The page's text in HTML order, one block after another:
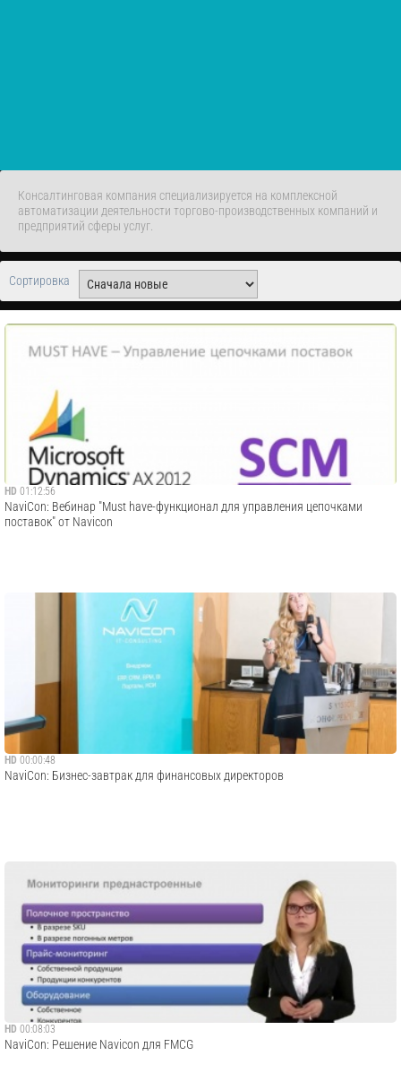
Консалтинговая компания специализируется на комплексной
автоматизации деятельности торгово-производственных компаний и
предприятий сферы услуг.
Сортировка
HD 01:12:56
NaviCon: Вебинар "Must have-функционал для управления цепочками
поставок" от Navicon
HD 00:00:48
NaviCon: Бизнес-завтрак для финансовых директоров
HD 00:08:03
NaviCon: Решение Navicon для FMCG